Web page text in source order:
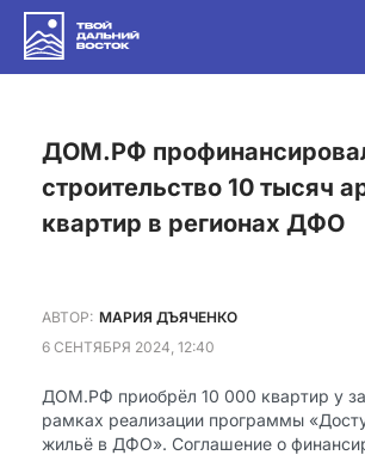
ДОМ.РФ профинансировал
строительство 10 тысяч
квартир в регионах ДФО
АВТОР: МАРИЯ ДЪЯЧЕНКО
6 СЕНТЯБРЯ 2024, 12:40
ДОМ.РФ приобрёл 10 000 квартир у
рамках реализации программы
жильё в ДФО». Соглашение о